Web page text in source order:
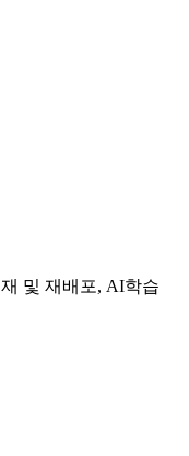
및 재배포, AI학습